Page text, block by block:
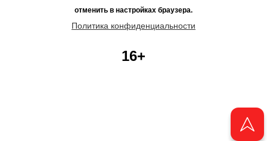
отменить в настройках браузера.
Политика конфиденциальности
16+